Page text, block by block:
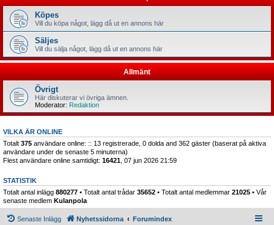
Köpes
Vill du köpa något, lägg då ut en annons här
Säljes
Vill du sälja något, lägg då ut en annons här
Allmänt
Övrigt
Här diskuterar vi övriga ämnen.
Moderator: Redaktion
VILKA ÄR ONLINE
Totalt 375 användare online: :: 13 registrerade, 0 dolda and 362 gäster (baserat på aktiva
användare under de senaste 5 minuterna)
Flest användare online samtidigt: 16421 , 07 jun 2026 21:59
STATISTIK
Totalt antal inlägg 880277 • Totalt antal trådar 35652 • Totalt antal medlemmar 21025 • Vår
senaste medlem Kulanpola
Senaste Inlägg Nyhetssidorna Forumindex